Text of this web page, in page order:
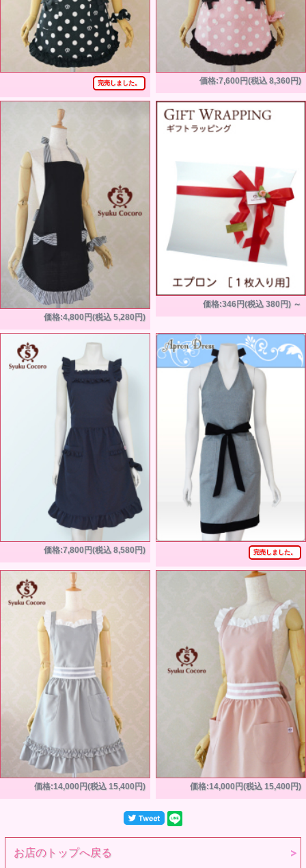
完売しました。 価格:7,600円(税込 8,360円)
価格:4,800円(税込 5,280円)
価格:346円(税込 380円) ～
価格:7,800円(税込 8,580円) 完売しました。
価格:14,000円(税込 15,400円) 価格:14,000円(税込 15,400円)
お店のトップへ戻る